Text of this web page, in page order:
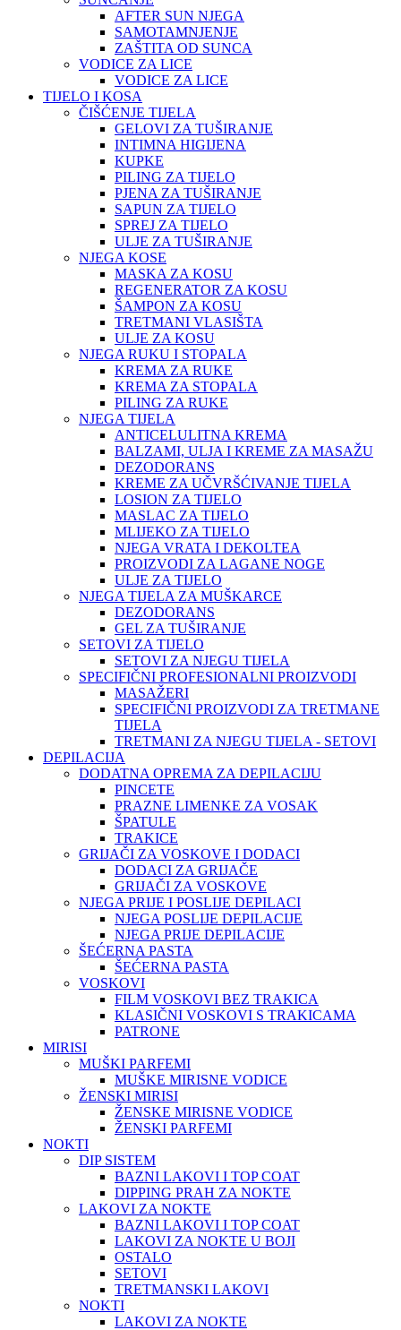
AFTER SUN NJEGA
SAMOTAMNJENJE
ZAŠTITA OD SUNCA
VODICE ZA LICE
VODICE ZA LICE
TIJELO I KOSA
ČIŠĆENJE TIJELA
GELOVI ZA TUŠIRANJE
INTIMNA HIGIJENA
KUPKE
PILING ZA TIJELO
PJENA ZA TUŠIRANJE
SAPUN ZA TIJELO
SPREJ ZA TIJELO
ULJE ZA TUŠIRANJE
NJEGA KOSE
MASKA ZA KOSU
REGENERATOR ZA KOSU
ŠAMPON ZA KOSU
TRETMANI VLASIŠTA
ULJE ZA KOSU
NJEGA RUKU I STOPALA
KREMA ZA RUKE
KREMA ZA STOPALA
PILING ZA RUKE
NJEGA TIJELA
ANTICELULITNA KREMA
BALZAMI, ULJA I KREME ZA MASAŽU
DEZODORANS
KREME ZA UČVRŠĆIVANJE TIJELA
LOSION ZA TIJELO
MASLAC ZA TIJELO
MLIJEKO ZA TIJELO
NJEGA VRATA I DEKOLTEA
PROIZVODI ZA LAGANE NOGE
ULJE ZA TIJELO
NJEGA TIJELA ZA MUŠKARCE
DEZODORANS
GEL ZA TUŠIRANJE
SETOVI ZA TIJELO
SETOVI ZA NJEGU TIJELA
SPECIFIČNI PROFESIONALNI PROIZVODI
MASAŽERI
SPECIFIČNI PROIZVODI ZA TRETMANE
TIJELA
TRETMANI ZA NJEGU TIJELA - SETOVI
DEPILACIJA
DODATNA OPREMA ZA DEPILACIJU
PINCETE
PRAZNE LIMENKE ZA VOSAK
ŠPATULE
TRAKICE
GRIJAČI ZA VOSKOVE I DODACI
DODACI ZA GRIJAČE
GRIJAČI ZA VOSKOVE
NJEGA PRIJE I POSLIJE DEPILACI
NJEGA POSLIJE DEPILACIJE
NJEGA PRIJE DEPILACIJE
ŠEĆERNA PASTA
ŠEĆERNA PASTA
VOSKOVI
FILM VOSKOVI BEZ TRAKICA
KLASIČNI VOSKOVI S TRAKICAMA
PATRONE
MIRISI
MUŠKI PARFEMI
MUŠKE MIRISNE VODICE
ŽENSKI MIRISI
ŽENSKE MIRISNE VODICE
ŽENSKI PARFEMI
NOKTI
DIP SISTEM
BAZNI LAKOVI I TOP COAT
DIPPING PRAH ZA NOKTE
LAKOVI ZA NOKTE
BAZNI LAKOVI I TOP COAT
LAKOVI ZA NOKTE U BOJI
OSTALO
SETOVI
TRETMANSKI LAKOVI
NOKTI
LAKOVI ZA NOKTE